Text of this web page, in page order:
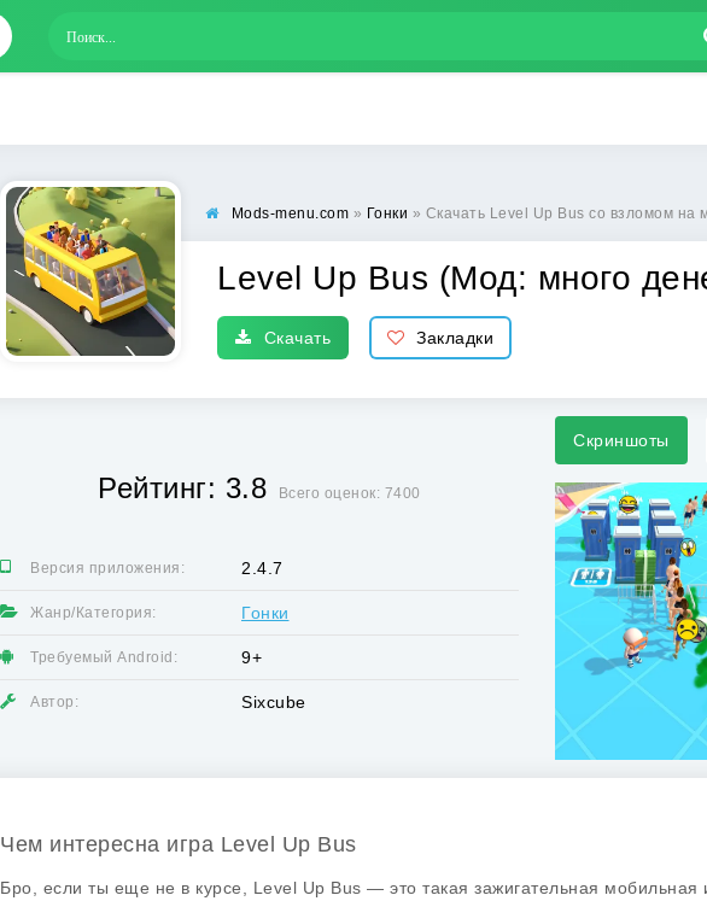
Mods-menu.com » Гонки » Скачать Level Up Bus со взломом на
Level Up Bus (Мод: много
Скачать Закладки
Рейтинг: 3.8 Всего оценок: 7400
Версия приложения: 2.4.7
Жанр/Категория: Гонки
Требуемый Android: 9+
Автор: Sixcube
Скриншоты
Чем интересна игра Level Up Bus
Бро, если ты еще не в курсе, Level Up Bus — это такая зажигательная мобильная